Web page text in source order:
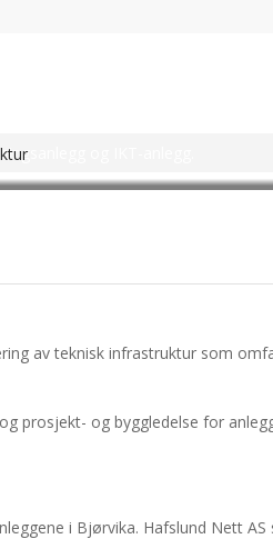
og IKT-anlegg.
av teknisk infrastruktur som
prosjekt- og byggledelse for
i Bjørvika. Hafslund Nett